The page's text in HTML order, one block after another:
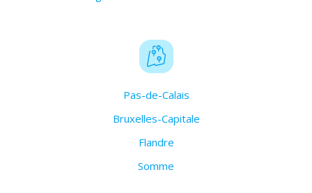
Pas-de-Calais
Bruxelles-Capitale
Flandre
Somme